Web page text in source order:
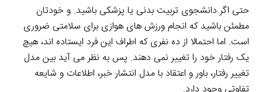
حتی اگر دانشجوی تربیت بدنی یا پزشکی باشید. و خودتان
مطمئن باشید که انجام ورزش های هوازی برای سلامتی ضروری
است. اما احتمالا از ده نفری که اطراف این فرد ایستاده اند، هیچ
یک رفتار خود را تغییر نمی دهند. پس به نظر می آید بین مدل
تغییر رفتار، باور و اعتقاد با مدل انتشار خبر، اطلاعات و شایعه